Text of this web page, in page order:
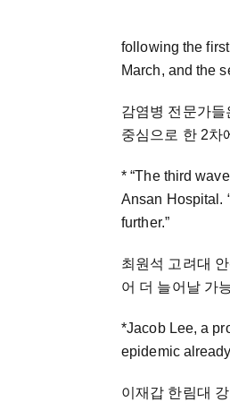
following the
March, and the
감염병 전문가
중심으로 한 2차
* “The third
Ansan Hospital.
further.”
최원석 고려대
어 더 늘어날 가
*Jacob Lee, a
epidemic
이재갑 한림대